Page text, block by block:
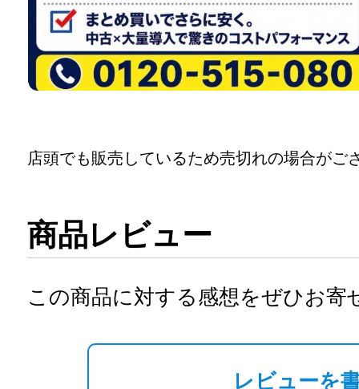
店頭でも販売しているため売切れの場合がご
商品レビュー
この商品に対する感想をぜひお寄
レビューを